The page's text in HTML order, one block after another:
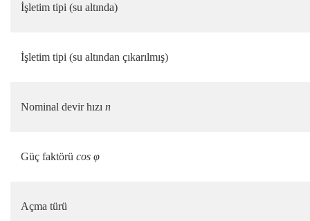
İşletim tipi (su altında)
İşletim tipi (su altından çıkarılmış)
Nominal devir hızı n
Güç faktörü cos φ
Açma türü